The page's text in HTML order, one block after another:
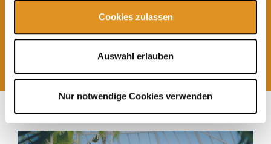
Cookies zulassen
Auswahl erlauben
Nur notwendige Cookies verwenden
Eintrittsgutscheine
ab 25,00 €
WeitereAngebote
Unsere Tipps